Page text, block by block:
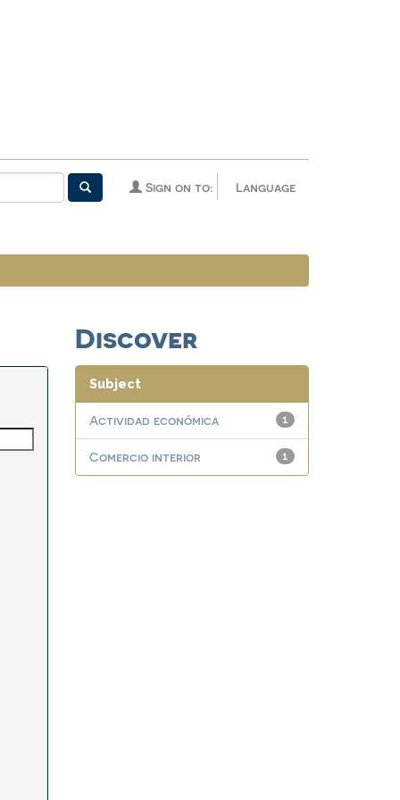
Language
Sign on to:
Discover
Subject
1
Actividad económica
1
Comercio interior